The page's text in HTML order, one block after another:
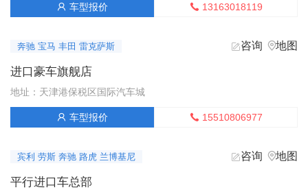
参考价：116万-118.5万 获取底价
美规23款 3.5T 混动 四驱 Limited
参考价：92万-92万
美规23款 3.5T 混动 四驱 LTD TRD越野包
 车型报价  13163018119
奔驰 宝马 丰田 雷克萨斯 咨询 地图
进口豪车旗舰店
地址：天津港保税区国际汽车城
 车型报价  15510806977
宾利 劳斯 奔驰 路虎 兰博基尼 咨询 地图
平行进口车总部